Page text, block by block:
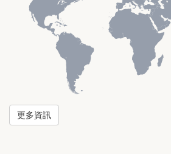
更多資訊